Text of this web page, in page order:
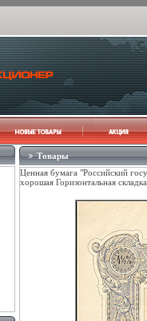
Товары
Ценная бумага "Российский
хорошая Горизонтальная